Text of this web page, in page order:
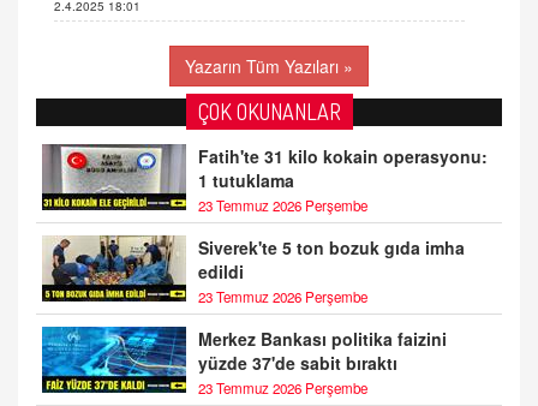
2.4.2025 18:01
Yazarın Tüm Yazıları »
ÇOK OKUNANLAR
Fatih'te 31 kilo kokain operasyonu:
1 tutuklama
23 Temmuz 2026 Perşembe
Siverek'te 5 ton bozuk gıda imha
edildi
23 Temmuz 2026 Perşembe
Merkez Bankası politika faizini
yüzde 37'de sabit bıraktı
23 Temmuz 2026 Perşembe